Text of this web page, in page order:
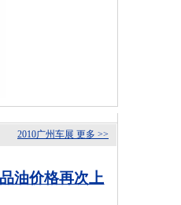
更多 >>
2010广州车展
油价格再次上